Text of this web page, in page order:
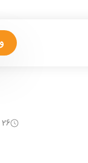
26 فروردین 1405 | 20:35